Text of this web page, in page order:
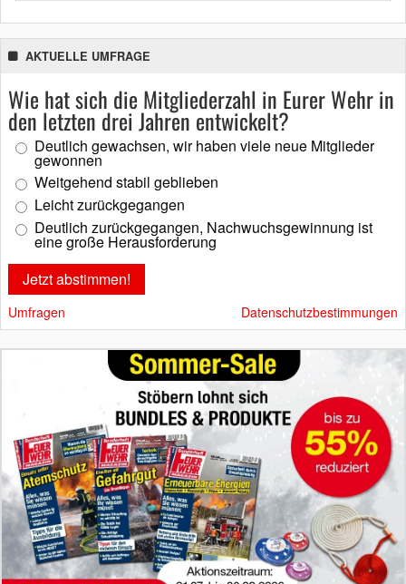
AKTUELLE UMFRAGE
Wie hat sich die Mitgliederzahl in Eurer Wehr in
den letzten drei Jahren entwickelt?
Deutlich gewachsen, wir haben viele neue Mitglieder
gewonnen
Weitgehend stabil geblieben
Leicht zurückgegangen
Deutlich zurückgegangen, Nachwuchsgewinnung ist
eine große Herausforderung
Umfragen Datenschutzbestimmungen